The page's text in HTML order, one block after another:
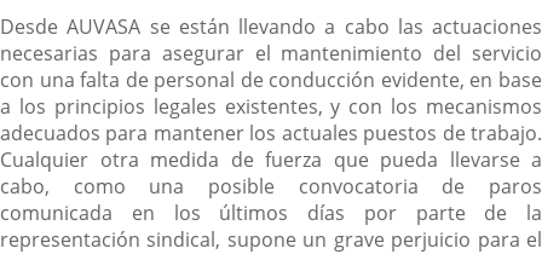
Desde AUVASA se están llevando a cabo las actuaciones
necesarias para asegurar el mantenimiento del servicio
con una falta de personal de conducción evidente, en base
a los principios legales existentes, y con los mecanismos
adecuados para mantener los actuales puestos de trabajo.
Cualquier otra medida de fuerza que pueda llevarse a
cabo, como una posible convocatoria de paros
comunicada en los últimos días por parte de la
representación sindical, supone un grave perjuicio para el